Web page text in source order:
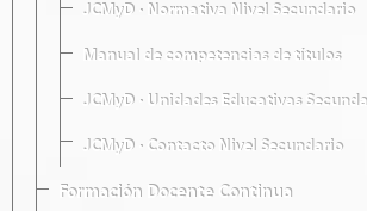
JCMyD · Normativa Nivel Secundario
Manual de competencias de títulos
JCMyD · Unidades Educativas
JCMyD · Contacto Nivel Secundario
Formación Docente Continua